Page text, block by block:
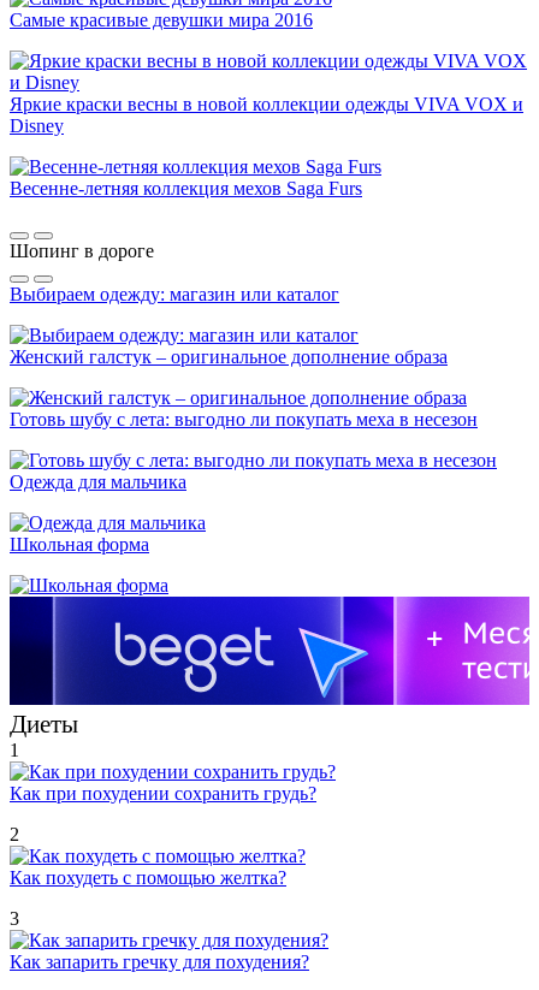
Самые красивые девушки мира 2016
Яркие краски весны в новой коллекции одежды VIVA VOX и
Disney
Весенне-летняя коллекция мехов Saga Furs
Шопинг в дороге
Выбираем одежду: магазин или каталог
Женский галстук – оригинальное дополнение образа
Готовь шубу с лета: выгодно ли покупать меха в несезон
Одежда для мальчика
Школьная форма
Диеты
1
Как при похудении сохранить грудь?
2
Как похудеть с помощью желтка?
3
Как запарить гречку для похудения?